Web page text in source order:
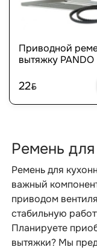
Приводной
вытяжку PANDO
22BYN
Ремень
Ремень для
важный
приводом
стабильную
Планируете
вытяжки? Мы